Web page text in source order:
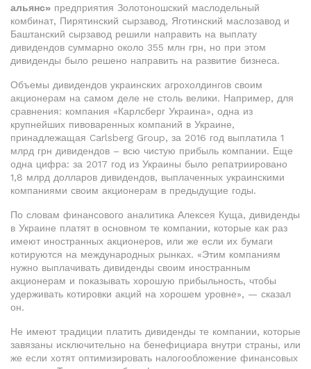
альянс» предприятия Золотоношский маслодельный
комбинат, Пирятинский сырзавод, Яготинский маслозавод и
Баштанский сырзавод решили направить на выплату
дивидендов суммарно около 355 млн грн, но при этом
дивиденды было решено направить на развитие бизнеса.
Объемы дивидендов украинских агрохолдингов своим
акционерам на самом деле не столь велики. Например, для
сравнения: компания «Карлсберг Украина», одна из
крупнейших пивоваренных компаний в Украине,
принадлежащая Carlsberg Group, за 2016 год выплатила 1
млрд грн дивидендов – всю чистую прибыль компании. Еще
одна цифра: за 2017 год из Украины было репатриировано
1,8 млрд долларов дивидендов, выплаченных украинскими
компаниями своим акционерам в предыдущие годы.
По словам финансового аналитика Алексея Куща, дивиденды
в Украине платят в основном те компании, которые как раз
имеют иностранных акционеров, или же если их бумаги
котируются на международных рынках. «Этим компаниям
нужно выплачивать дивиденды своим иностранным
акционерам и показывать хорошую прибыльность, чтобы
удерживать котировки акций на хорошем уровне», — сказал
он.
Не имеют традиции платить дивиденды те компании, которые
завязаны исключительно на бенефициара внутри страны, или
же если хотят оптимизировать налогообложение финансовых